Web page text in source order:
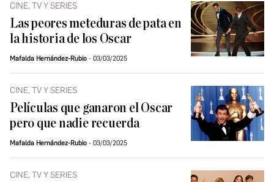
CINE, TV Y SERIES
Las peores meteduras de pata en
la historia de los Oscar
Mafalda Hernández-Rubio 03/03/2025
CINE, TV Y SERIES
Películas que ganaron el Oscar
pero que nadie recuerda
Mafalda Hernández-Rubio 03/03/2025
CINE, TV Y SERIES